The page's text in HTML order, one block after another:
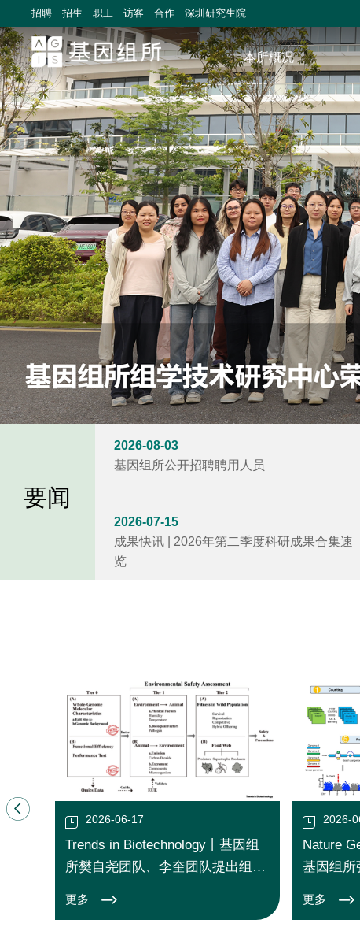
招聘 招生 职工 访客 合作 深圳研究生院
本所概况
要闻
2026-08-03
基因组所公开招聘聘用人员
2026-07-15
成果快讯 | 2026年第二季度科研成果合集速
览
2026-06-17
Trends in Biotechnology丨基因组
所樊自尧团队、李奎团队提出组学
更多
2026-
Nature
基因组所
更多
>